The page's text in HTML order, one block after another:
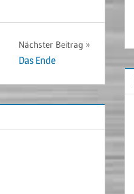
Nächster Beitrag
Das Ende